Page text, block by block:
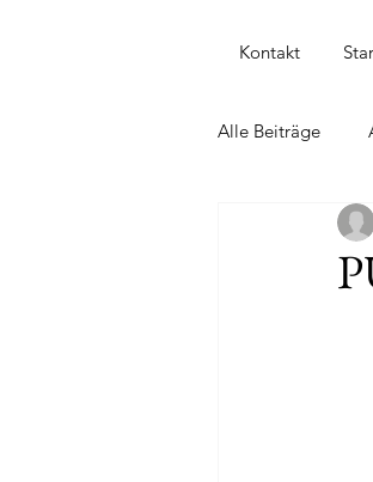
Kontakt
Alle Beiträge
Straßen in